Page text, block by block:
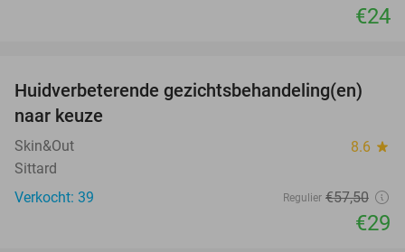
€24
50%
Huidverbeterende gezichtsbehandeling(en)
naar keuze
Skin&Out 8.6 star
Sittard
Verkocht: 39
Regulier €57,50
€29